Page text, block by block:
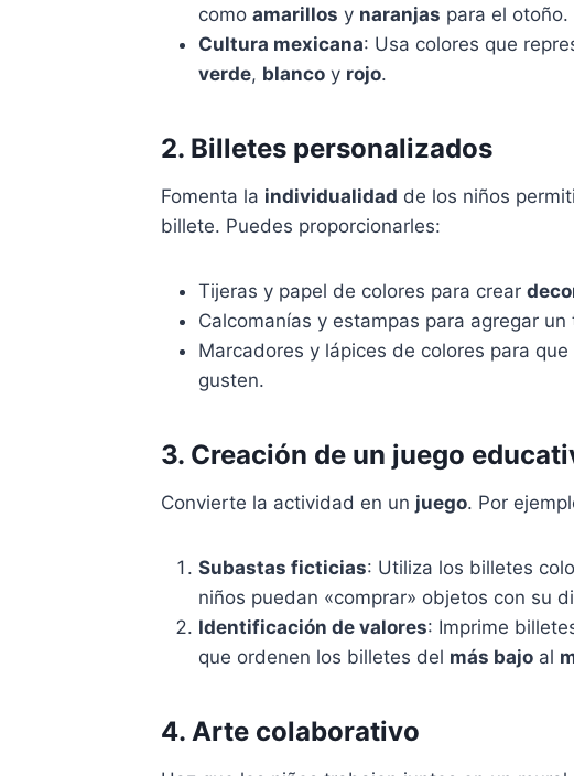
como amarillos y naranjas para el otoño.
Cultura mexicana: Usa colores que
verde, blanco y rojo.
2. Billetes personalizados
Fomenta la individualidad de los niños
billete. Puedes proporcionarles:
Tijeras y papel de colores para crear
Calcomanías y estampas para agregar
Marcadores y lápices de colores para
gusten.
3. Creación de un juego
Convierte la actividad en un juego. Por
Subastas ficticias: Utiliza los billetes
niños puedan «comprar» objetos con su
Identificación de valores: Imprime
que ordenen los billetes del más bajo al
4. Arte colaborativo